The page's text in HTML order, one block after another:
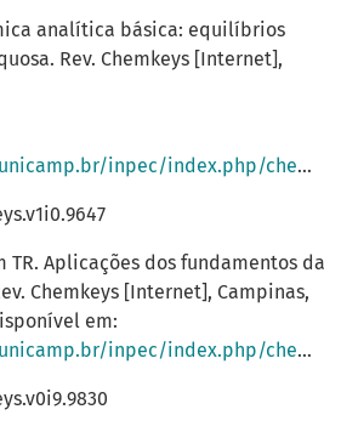
analítica básica: equilíbrios
Rev. Chemkeys [Internet],
inpec/index.php/chemkeys/article/view/9647
TR. Aplicações dos fundamentos da
Chemkeys [Internet], Campinas,
em:
inpec/index.php/chemkeys/article/view/9830